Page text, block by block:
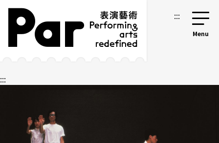
跳到主要内容区块
网站导览 :::
:::